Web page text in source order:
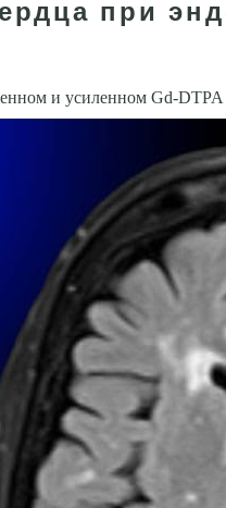
при
и уси­ленном Gd-